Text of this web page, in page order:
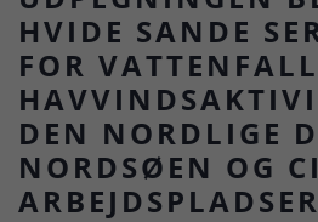
HVIDE SANDE
FOR
DEN NORDLIGE
NORDSØEN OG